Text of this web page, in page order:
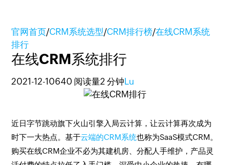
官网首页/CRM系统选型/CRM排行榜/在线CRM系统
排行
在线CRM系统排行
2021-12-10640 阅读量2 分钟 Lu
近日字节跳动旗下火山引擎入局云计算，让云计算再次成为
时下一大热点。基于云端的CRM系统也称为SaaS模式CRM。
购买在线CRM企业不必为其建机房、分配人手维护，产品灵